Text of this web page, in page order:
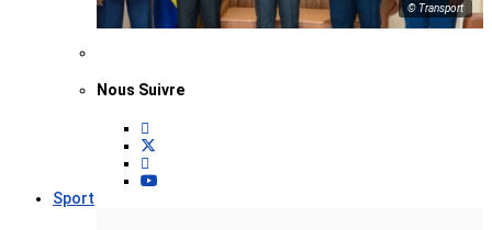
© Transport
Nous Suivre
Sport